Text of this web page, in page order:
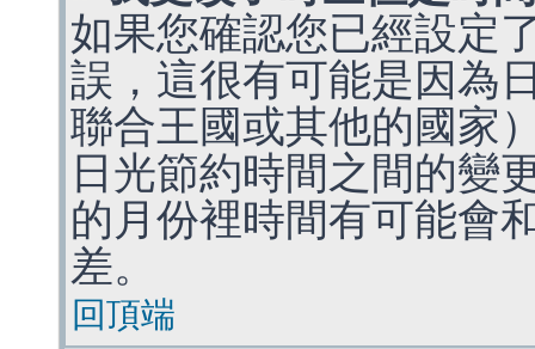
如果您確認您已經設定
誤，這很有可能是因為
聯合王國或其他的國家
日光節約時間之間的變
的月份裡時間有可能會
差。
回頂端